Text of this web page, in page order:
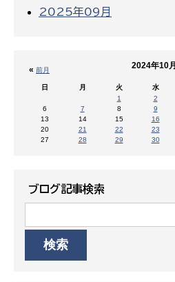
2025年09月
« 前月 2024年10月
日 月 火 水
1
2
6
7 8 9
13
14 15 16
20
21 22 23
27
28 29 30
ブログ記事検索